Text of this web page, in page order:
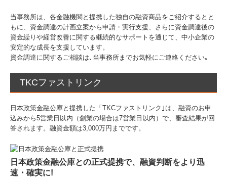
当事務所は、各金融機関と提携した独自の融資商品をご紹介するとと
もに、資金調達の計画立案から申請・実行支援、さらに資金調達後の
資金繰りや経営改善に関する継続的なサポートを通じて、中小企業の
安定的な成長を支援しています。
資金調達に関するご相談は､当事務所までお気軽にご連絡ください｡
TKCファストリンク
日本政策金融公庫と提携した「TKCファストリンク｣は、融資のお申
込みから5営業日以内（創業の場合は7営業日以内）で、審査結果が回
答されます。融資金額は3,000万円までです。
日本政策金融公庫との正式提携で、融資判断をより迅
速・確実に!